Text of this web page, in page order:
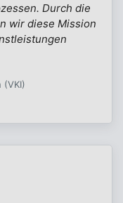
Durch die
wir diese Mission
(VKI)